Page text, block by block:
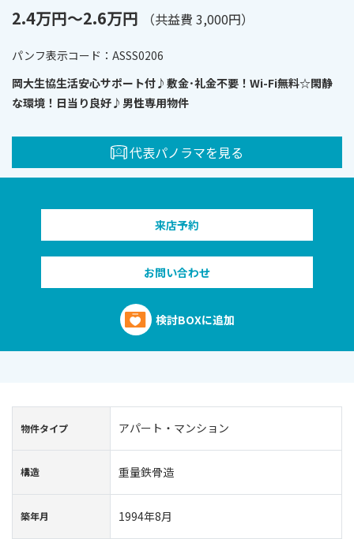
2.4万円〜2.6万円 （共益費 3,000円）
パンフ表⽰コード：ASSS0206
岡大生協生活安心サポート付♪敷金･礼金不要！Wi-Fi無料☆閑静
な環境！日当り良好♪男性専用物件
代表パノラマを見る
来店予約
お問い合わせ
検討BOXに追加
物件タイプ アパート・マンション
構造 重量鉄骨造
築年⽉ 1994年8月